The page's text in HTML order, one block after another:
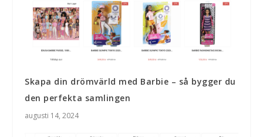
Skapa din drömvärld med Barbie – så bygger du
den perfekta samlingen
augusti 14, 2024